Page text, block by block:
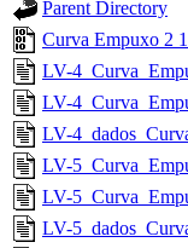
Parent Directory
Curva Empuxo 2
LV-
LV-
LV-
LV-
LV-
LV-